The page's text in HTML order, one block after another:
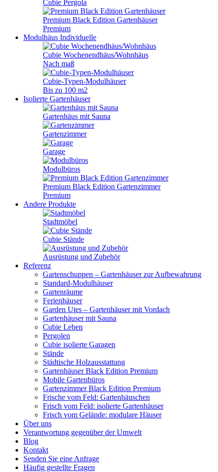
Cubie Pergola
Premium Black Edition Gartenhäuser
Premium
Modulhäus Individuelle
Cubie Wochenendhäus/Wohnhäus
Nach maß
Cubie-Typen-Modulhäuser
Bis zu 100 m2
Isolierte Gartenhäuser
Gartenhäus mit Sauna
Gartenzimmer
Garage
Modulbüros
Premium Black Edition Gartenzimmer
Premium
Andere Produkte
Stadtmöbel
Cubie Stände
Ausrüstung und Zubehör
Referenz
Gartenschuppen – Gartenhäuser zur Aufbewahrung
Standard-Modulhäuser
Gartenräume
Ferienhäuser
Garden Utes – Gartenhäuser mit Vordach
Gartenhäuser mit Sauna
Cubie Leben
Pergolen
Cubie isolierte Garagen
Stände
Städtische Holzausstattung
Gartenhäuser Black Edition Premium
Mobile Gartenbüros
Gartenzimmer Black Edition Premium
Frische vom Feld: Gartenhäuschen
Frisch vom Feld: isolierte Gartenhäuser
Frisch vom Gelände: modulare Häuser
Über uns
Verantwortung gegenüber der Umwelt
Blog
Kontakt
Senden Sie eine Anfrage
Häufig gestellte Fragen